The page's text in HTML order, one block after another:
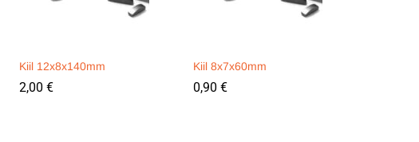
Kiil 12x8x140mm
2,00 €
2,00 €
Kiil 8x7x60mm
0,90 €
0,90 €